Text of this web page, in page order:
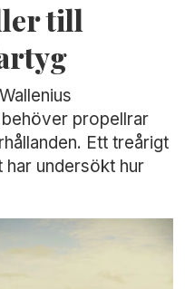
till
propellrar
Ett treårigt
undersökt hur